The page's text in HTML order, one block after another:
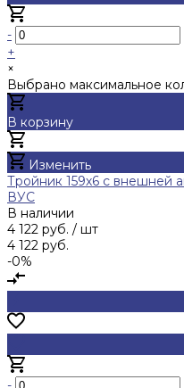
-
+
×
Выбрано максимальное
В корзину
Изменить
Тройник 159х6 с внешней
ВУС
В наличии
4 122 руб. / шт
4 122 руб.
-0%